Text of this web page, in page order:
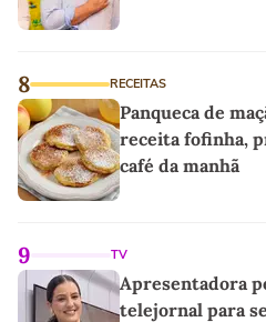
8 RECEITAS
Panqueca de
receita fofinha,
café da manhã
9 TV
Apresentadora
telejornal para